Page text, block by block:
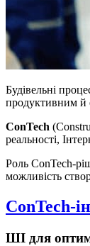
Будівельні
продуктивним й
ConTech
реальності,
Роль ConTech-
можливість
ConTech-
ШІ для